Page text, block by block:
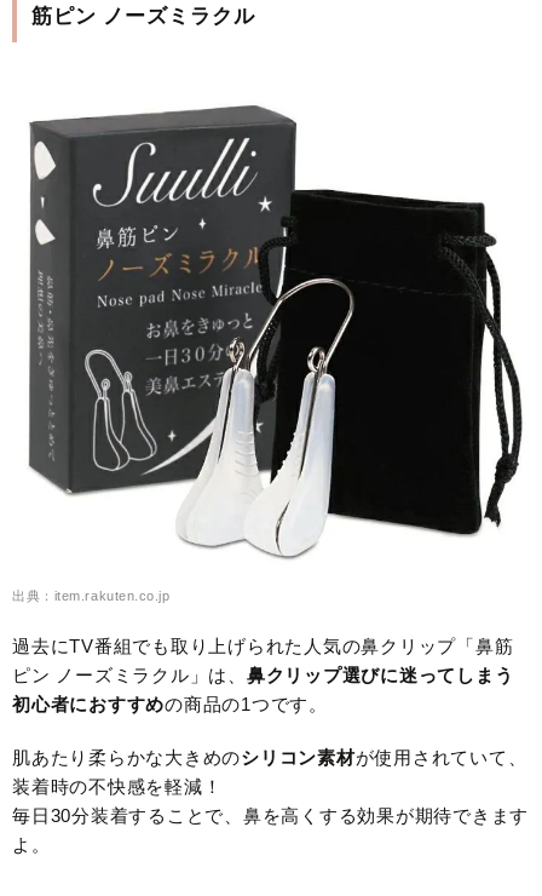
筋ピン ノーズミラクル
出典：item.rakuten.co.jp
過去にTV番組でも取り上げられた人気の鼻クリップ「鼻筋
ピン ノーズミラクル」は、 鼻クリップ選びに迷ってしまう
初心者におすすめの商品の1つです。
肌あたり柔らかな大きめのシリコン素材が使用されていて、
装着時の不快感を軽減！
毎日30分装着することで、鼻を高くする効果が期待できます
よ。